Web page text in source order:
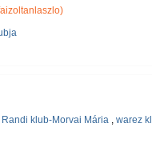
Randi klub-Morvai Mária , warez